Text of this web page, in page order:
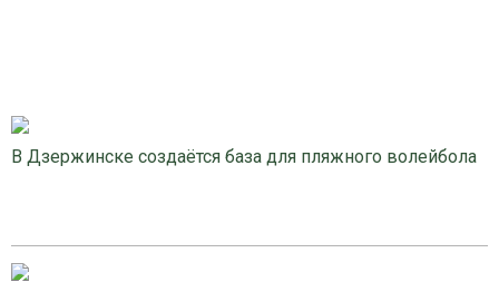
В Дзержинске создаётся база для пляжного волейбола